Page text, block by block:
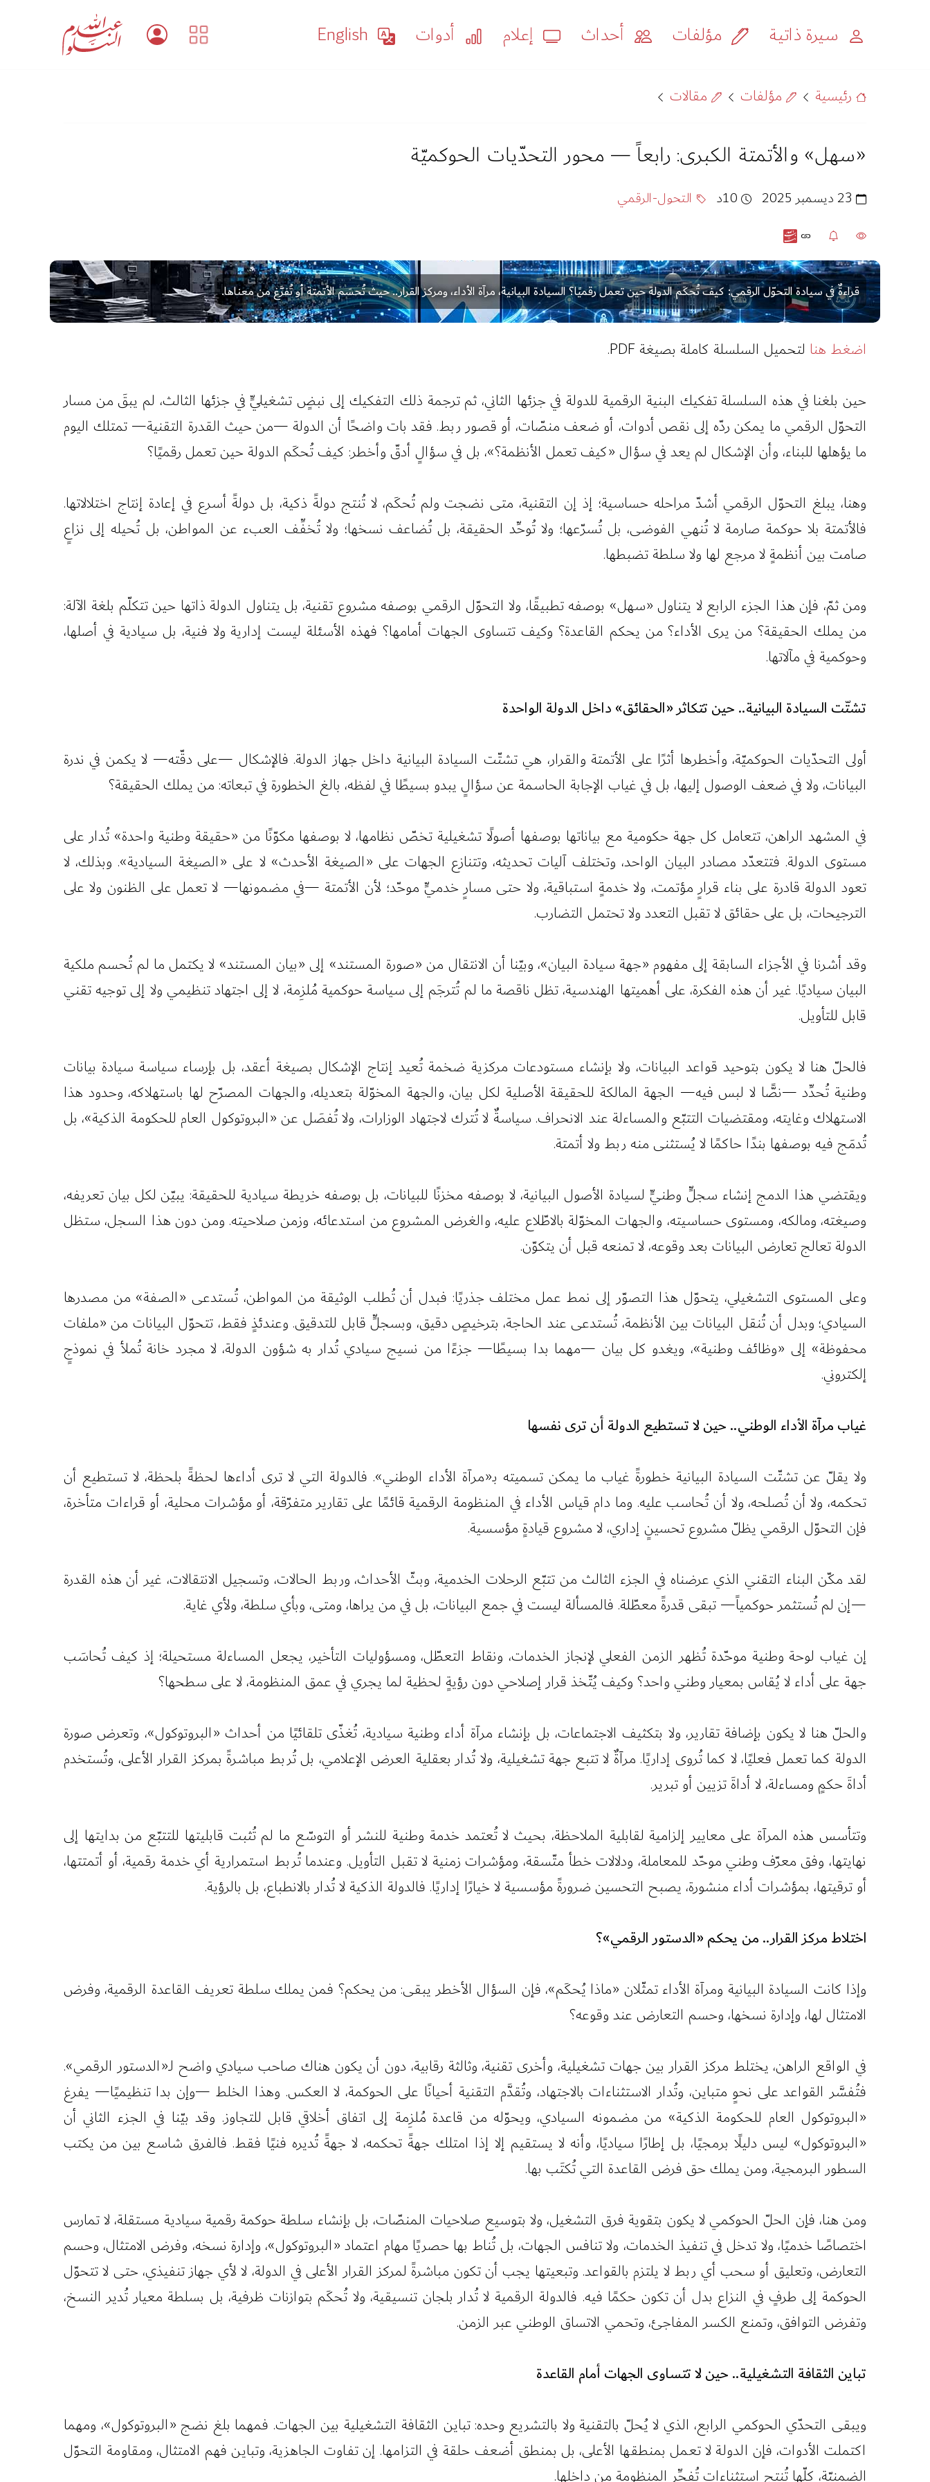
سيرة ذاتية مؤلفات أحداث إعلام أدوات
رئيسية مؤلفات مقالات
«سهل» والأتمتة الكبرى: رابعاً — محور التحدّيات الحوكميّة
التحول-الرقمي
قراءةٌ في سيادة التحوّل الرقمي: كيف تُحكَم الدولة حين تعمل رقميًا؟ السيادة البيانية، مرآة الأداء، ومركز القرار.. حيث تُحسَم الأتمتة أو تُفرَّغ من معناها.
اضغط هنا لتحميل السلسلة كاملة بصيغة PDF.
حين بلغنا في هذه السلسلة تفكيك البنية الرقمية للدولة في جزئها الثاني، ثم ترجمة ذلك التفكيك إلى نبضٍ تشغيليٍّ في جزئها الثالث، لم يبقَ من مسار
التحوّل الرقمي ما يمكن ردّه إلى نقص أدوات، أو ضعف منصّات، أو قصور ربط. فقد بات واضحًا أن الدولة —من حيث القدرة التقنية— تمتلك اليوم
ما يؤهلها للبناء، وأن الإشكال لم يعد في سؤال «كيف تعمل الأنظمة؟»، بل في سؤالٍ أدقّ وأخطر: كيف تُحكَم الدولة حين تعمل رقميًا؟
وهنا، يبلغ التحوّل الرقمي أشدّ مراحله حساسية؛ إذ إن التقنية، متى نضجت ولم تُحكَم، لا تُنتج دولةً ذكية، بل دولةً أسرع في إعادة إنتاج اختلالاتها.
فالأتمتة بلا حوكمة صارمة لا تُنهي الفوضى، بل تُسرّعها؛ ولا تُوحِّد الحقيقة، بل تُضاعف نسخها؛ ولا تُخفِّف العبء عن المواطن، بل تُحيله إلى نزاعٍ
صامت بين أنظمةٍ لا مرجع لها ولا سلطة تضبطها.
ومن ثمّ، فإن هذا الجزء الرابع لا يتناول «سهل» بوصفه تطبيقًا، ولا التحوّل الرقمي بوصفه مشروع تقنية، بل يتناول الدولة ذاتها حين تتكلّم بلغة الآلة:
من يملك الحقيقة؟ من يرى الأداء؟ من يحكم القاعدة؟ وكيف تتساوى الجهات أمامها؟ فهذه الأسئلة ليست إدارية ولا فنية، بل سيادية في أصلها،
وحوكمية في مآلاتها.
تشتّت السيادة البيانية.. حين تتكاثر «الحقائق» داخل الدولة الواحدة
أولى التحدّيات الحوكميّة، وأخطرها أثرًا على الأتمتة والقرار، هي تشتّت السيادة البيانية داخل جهاز الدولة. فالإشكال —على دقّته— لا يكمن في ندرة
البيانات، ولا في ضعف الوصول إليها، بل في غياب الإجابة الحاسمة عن سؤالٍ يبدو بسيطًا في لفظه، بالغ الخطورة في تبعاته: من يملك الحقيقة؟
في المشهد الراهن، تتعامل كل جهة حكومية مع بياناتها بوصفها أصولًا تشغيلية تخصّ نظامها، لا بوصفها مكوّنًا من «حقيقة وطنية واحدة» تُدار على
مستوى الدولة. فتتعدّد مصادر البيان الواحد، وتختلف آليات تحديثه، وتتنازع الجهات على «الصيغة الأحدث» لا على «الصيغة السيادية». وبذلك، لا
تعود الدولة قادرة على بناء قرارٍ مؤتمت، ولا خدمةٍ استباقية، ولا حتى مسارٍ خدميٍّ موحّد؛ لأن الأتمتة —في مضمونها— لا تعمل على الظنون ولا على
الترجيحات، بل على حقائق لا تقبل التعدد ولا تحتمل التضارب.
وقد أشرنا في الأجزاء السابقة إلى مفهوم «جهة سيادة البيان»، وبيّنا أن الانتقال من «صورة المستند» إلى «بيان المستند» لا يكتمل ما لم تُحسم ملكية
البيان سياديًا. غير أن هذه الفكرة، على أهميتها الهندسية، تظل ناقصة ما لم تُترجَم إلى سياسة حوكمية مُلزِمة، لا إلى اجتهاد تنظيمي ولا إلى توجيه تقني
قابل للتأويل.
فالحلّ هنا لا يكون بتوحيد قواعد البيانات، ولا بإنشاء مستودعات مركزية ضخمة تُعيد إنتاج الإشكال بصيغة أعقد، بل بإرساء سياسة سيادة بيانات
وطنية تُحدِّد —نصًّا لا لبس فيه— الجهة المالكة للحقيقة الأصلية لكل بيان، والجهة المخوّلة بتعديله، والجهات المصرّح لها باستهلاكه، وحدود هذا
الاستهلاك وغايته، ومقتضيات التتبّع والمساءلة عند الانحراف. سياسةٌ لا تُترك لاجتهاد الوزارات، ولا تُفصَل عن «البروتوكول العام للحكومة الذكية»، بل
تُدمَج فيه بوصفها بندًا حاكمًا لا يُستثنى منه ربط ولا أتمتة.
ويقتضي هذا الدمج إنشاء سجلٍّ وطنيٍّ لسيادة الأصول البيانية، لا بوصفه مخزنًا للبيانات، بل بوصفه خريطة سيادية للحقيقة: يبيّن لكل بيان تعريفه،
وصيغته، ومالكه، ومستوى حساسيته، والجهات المخوّلة بالاطّلاع عليه، والغرض المشروع من استدعائه، وزمن صلاحيته. ومن دون هذا السجل، ستظل
الدولة تعالج تعارض البيانات بعد وقوعه، لا تمنعه قبل أن يتكوّن.
وعلى المستوى التشغيلي، يتحوّل هذا التصوّر إلى نمط عمل مختلف جذريًا: فبدل أن تُطلب الوثيقة من المواطن، تُستدعى «الصفة» من مصدرها
السيادي؛ وبدل أن تُنقل البيانات بين الأنظمة، تُستدعى عند الحاجة، بترخيصٍ دقيق، وبسجلٍّ قابل للتدقيق. وعندئذٍ فقط، تتحوّل البيانات من «ملفات
محفوظة» إلى «وظائف وطنية»، ويغدو كل بيان —مهما بدا بسيطًا— جزءًا من نسيج سيادي تُدار به شؤون الدولة، لا مجرد خانة تُملأ في نموذجٍ
إلكتروني.
غياب مرآة الأداء الوطني.. حين لا تستطيع الدولة أن ترى نفسها
ولا يقلّ عن تشتّت السيادة البيانية خطورةً غياب ما يمكن تسميته بـ«مرآة الأداء الوطني». فالدولة التي لا ترى أداءها لحظةً بلحظة، لا تستطيع أن
تحكمه، ولا أن تُصلحه، ولا أن تُحاسب عليه. وما دام قياس الأداء في المنظومة الرقمية قائمًا على تقارير متفرّقة، أو مؤشرات محلية، أو قراءات متأخرة،
فإن التحوّل الرقمي يظلّ مشروع تحسينٍ إداري، لا مشروع قيادةٍ مؤسسية.
لقد مكّن البناء التقني الذي عرضناه في الجزء الثالث من تتبّع الرحلات الخدمية، وبثّ الأحداث، وربط الحالات، وتسجيل الانتقالات، غير أن هذه القدرة
—إن لم تُستثمر حوكمياً— تبقى قدرةً معطّلة. فالمسألة ليست في جمع البيانات، بل في من يراها، ومتى، وبأي سلطة، ولأي غاية.
إن غياب لوحة وطنية موحّدة تُظهر الزمن الفعلي لإنجاز الخدمات، ونقاط التعطّل، ومسؤوليات التأخير، يجعل المساءلة مستحيلة؛ إذ كيف تُحاسَب
جهة على أداء لا يُقاس بمعيار وطني واحد؟ وكيف يُتّخذ قرار إصلاحي دون رؤيةٍ لحظية لما يجري في عمق المنظومة، لا على سطحها؟
والحلّ هنا لا يكون بإضافة تقارير، ولا بتكثيف الاجتماعات، بل بإنشاء مرآة أداء وطنية سيادية، تُغذّى تلقائيًا من أحداث «البروتوكول»، وتعرض صورة
الدولة كما تعمل فعليًا، لا كما تُروى إداريًا. مرآةٌ لا تتبع جهة تشغيلية، ولا تُدار بعقلية العرض الإعلامي، بل تُربط مباشرةً بمركز القرار الأعلى، وتُستخدم
أداةَ حكمٍ ومساءلة، لا أداةَ تزيين أو تبرير.
وتتأسس هذه المرآة على معايير إلزامية لقابلية الملاحظة، بحيث لا تُعتمد خدمة وطنية للنشر أو التوسّع ما لم تُثبت قابليتها للتتبّع من بدايتها إلى
نهايتها، وفق معرّف وطني موحّد للمعاملة، ودلالات خطأ متّسقة، ومؤشرات زمنية لا تقبل التأويل. وعندما تُربط استمرارية أي خدمة رقمية، أو أتمتتها،
أو ترقيتها، بمؤشرات أداء منشورة، يصبح التحسين ضرورةً مؤسسية لا خيارًا إداريًا. فالدولة الذكية لا تُدار بالانطباع، بل بالرؤية.
اختلاط مركز القرار.. من يحكم «الدستور الرقمي»؟
وإذا كانت السيادة البيانية ومرآة الأداء تمثّلان «ماذا يُحكَم»، فإن السؤال الأخطر يبقى: من يحكم؟ فمن يملك سلطة تعريف القاعدة الرقمية، وفرض
الامتثال لها، وإدارة نسخها، وحسم التعارض عند وقوعه؟
في الواقع الراهن، يختلط مركز القرار بين جهات تشغيلية، وأخرى تقنية، وثالثة رقابية، دون أن يكون هناك صاحب سيادي واضح لـ«الدستور الرقمي».
فتُفسَّر القواعد على نحوٍ متباين، وتُدار الاستثناءات بالاجتهاد، وتُقدَّم التقنية أحيانًا على الحوكمة، لا العكس. وهذا الخلط —وإن بدا تنظيميًا— يفرغ
«البروتوكول العام للحكومة الذكية» من مضمونه السيادي، ويحوّله من قاعدة مُلزِمة إلى اتفاق أخلاقي قابل للتجاوز. وقد بيّنا في الجزء الثاني أن
«البروتوكول» ليس دليلًا برمجيًا، بل إطارًا سياديًا، وأنه لا يستقيم إلا إذا امتلك جهةً تحكمه، لا جهةً تُديره فنيًا فقط. فالفرق شاسع بين من يكتب
السطور البرمجية، ومن يملك حق فرض القاعدة التي تُكتَب بها.
ومن هنا، فإن الحلّ الحوكمي لا يكون بتقوية فرق التشغيل، ولا بتوسيع صلاحيات المنصّات، بل بإنشاء سلطة حوكمة رقمية سيادية مستقلة، لا تمارس
اختصاصًا خدميًا، ولا تدخل في تنفيذ الخدمات، ولا تنافس الجهات، بل تُناط بها حصريًا مهام اعتماد «البروتوكول»، وإدارة نسخه، وفرض الامتثال، وحسم
التعارض، وتعليق أو سحب أي ربط لا يلتزم بالقواعد. وتبعيتها يجب أن تكون مباشرةً لمركز القرار الأعلى في الدولة، لا لأي جهاز تنفيذي، حتى لا تتحوّل
الحوكمة إلى طرفٍ في النزاع بدل أن تكون حكمًا فيه. فالدولة الرقمية لا تُدار بلجان تنسيقية، ولا تُحكَم بتوازنات ظرفية، بل بسلطة معيار تُدير النسخ،
وتفرض التوافق، وتمنع الكسر المفاجئ، وتحمي الاتساق الوطني عبر الزمن.
تباين الثقافة التشغيلية.. حين لا تتساوى الجهات أمام القاعدة
ويبقى التحدّي الحوكمي الرابع، الذي لا يُحلّ بالتقنية ولا بالتشريع وحده: تباين الثقافة التشغيلية بين الجهات. فمهما بلغ نضج «البروتوكول»، ومهما
اكتملت الأدوات، فإن الدولة لا تعمل بمنطقها الأعلى، بل بمنطق أضعف حلقة في التزامها. إن تفاوت الجاهزية، وتباين فهم الامتثال، ومقاومة التحوّل
الضمنيّة، كلّها تُنتج استثناءات تُفجِّر المنظومة من داخلها.